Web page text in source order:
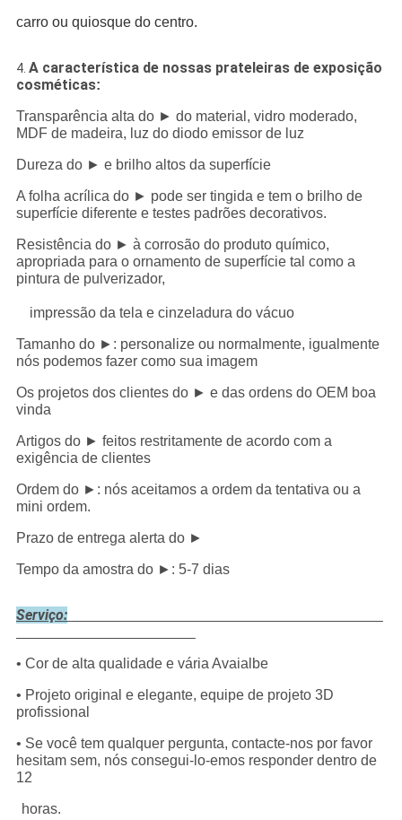
carro ou quiosque do centro.
4. A característica de nossas prateleiras de exposição
cosméticas:
Transparência alta do ► do material, vidro moderado,
MDF de madeira, luz do diodo emissor de luz
Dureza do ► e brilho altos da superfície
A folha acrílica do ► pode ser tingida e tem o brilho de
superfície diferente e testes padrões decorativos.
Resistência do ► à corrosão do produto químico,
apropriada para o ornamento de superfície tal como a
pintura de pulverizador,
impressão da tela e cinzeladura do vácuo
Tamanho do ►: personalize ou normalmente, igualmente
nós podemos fazer como sua imagem
Os projetos dos clientes do ► e das ordens do OEM boa
vinda
Artigos do ► feitos restritamente de acordo com a
exigência de clientes
Ordem do ►: nós aceitamos a ordem da tentativa ou a
mini ordem.
Prazo de entrega alerta do ►
Tempo da amostra do ►: 5-7 dias
Serviço:
• Cor de alta qualidade e vária Avaialbe
• Projeto original e elegante, equipe de projeto 3D
profissional
• Se você tem qualquer pergunta, contacte-nos por favor
hesitam sem, nós consegui-lo-emos responder dentro de
12
horas.